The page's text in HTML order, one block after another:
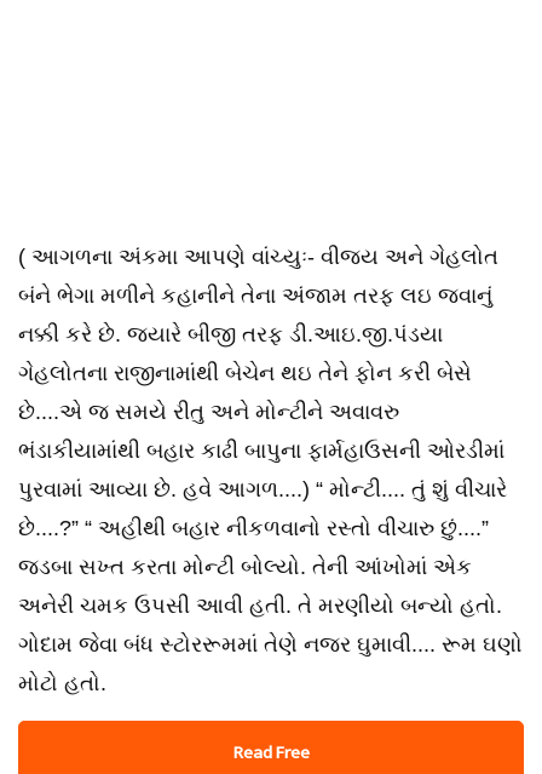
( આગળના અંકમા આપણે વાંચ્યુઃ- વીજય અને ગેહલોત
બંને ભેગા મળીને કહાનીને તેના અંજામ તરફ લઇ જવાનું
નક્કી કરે છે. જ્યારે બીજી તરફ ડી.આઇ.જી.પંડયા
ગેહલોતના રાજીનામાંથી બેચેન થઇ તેને ફોન કરી બેસે
છે....એ જ સમયે રીતુ અને મોન્ટીને અવાવરુ
ભંડાકીયામાંથી બહાર કાઢી બાપુના ફાર્મહાઉસની ઓરડીમાં
પુરવામાં આવ્યા છે. હવે આગળ....) “ મોન્ટી.... તું શું વીચારે
છે....?” “ અહીથી બહાર નીકળવાનો રસ્તો વીચારુ છું....”
જડબા સખ્ત કરતા મોન્ટી બોલ્યો. તેની આંખોમાં એક
અનેરી ચમક ઉપસી આવી હતી. તે મરણીયો બન્યો હતો.
ગોદામ જેવા બંધ સ્ટોરરૂમમાં તેણે નજર ઘુમાવી.... રૂમ ઘણો
મોટો હતો.
Read Free